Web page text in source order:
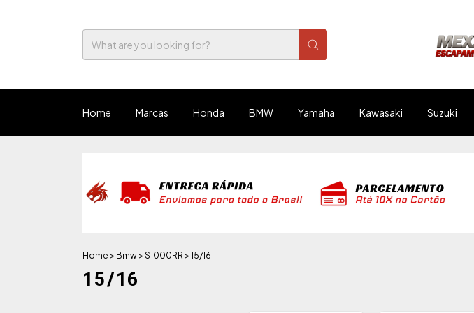
Home Marcas Honda BMW Yamaha Kawasaki Suzuki
Home > Bmw > S1000RR > 15/16
15/16